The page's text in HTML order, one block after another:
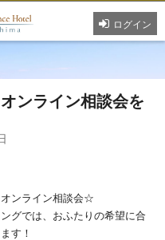
ログイン
ンライン相談会を
ンライン相談会☆
グでは、おふたりの希望に合
す！